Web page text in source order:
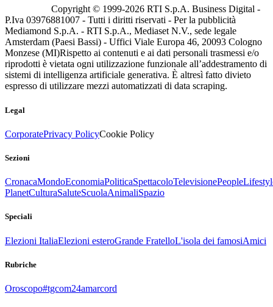
Copyright © 1999-2026 RTI S.p.A. Business Digital -
P.Iva 03976881007 - Tutti i diritti riservati - Per la pubblicità
Mediamond S.p.A. - RTI S.p.A., Mediaset N.V., sede legale
Amsterdam (Paesi Bassi) - Uffici Viale Europa 46, 20093 Cologno
Monzese (MI)Rispetto ai contenuti e ai dati personali trasmessi e/o
riprodotti è vietata ogni utilizzazione funzionale all’addestramento di
sistemi di intelligenza artificiale generativa. È altresì fatto divieto
espresso di utilizzare mezzi automatizzati di data scraping.
Legal
CorporatePrivacy PolicyCookie Policy
Sezioni
CronacaMondoEconomiaPoliticaSpettacoloTelevisionePeople
PlanetCulturaSaluteScuolaAnimaliSpazio
Speciali
Elezioni ItaliaElezioni esteroGrande FratelloL'isola dei famosiAmici
Rubriche
Oroscopo#tgcom24amarcord